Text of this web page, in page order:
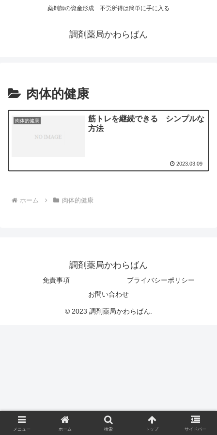
薬剤師の資産形成 不労所得は簡単に手に入る
調剤薬局かわらばん
肉体的健康
肉体的健康
筋トレを継続できる シンプルな
方法
2023.03.09
ホーム 肉体的健康
調剤薬局かわらばん
免責事項
プライバシーポリシー
お問い合わせ
© 2023 調剤薬局かわらばん.
メニュー ホーム 検索 トップ サイドバー